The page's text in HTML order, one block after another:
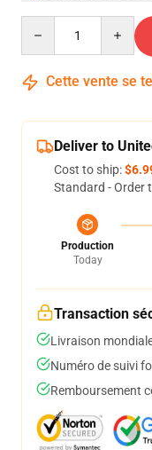
Cette vente se
Deliver to
Cost to ship:
Standard - Order
Production
Today
Transaction
Livraison
Numéro de suivi
Remboursement